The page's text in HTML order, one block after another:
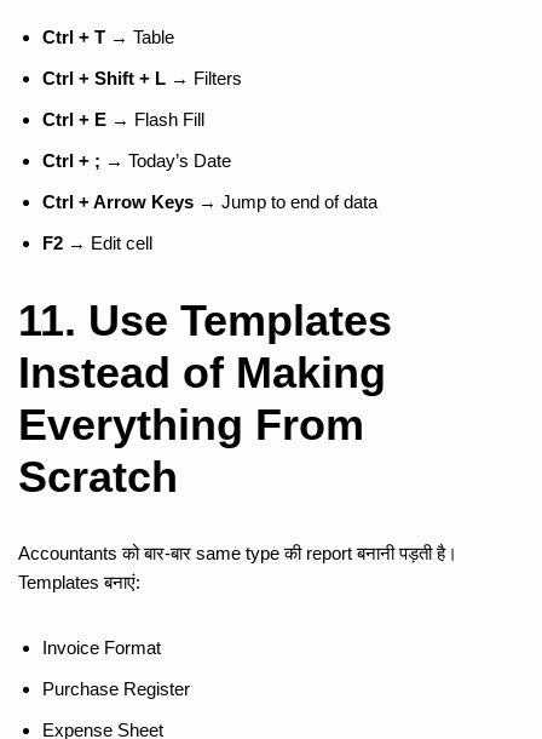
Ctrl + T → Table
Ctrl + Shift + L → Filters
Ctrl + E → Flash Fill
Ctrl + ; → Today’s Date
Ctrl + Arrow Keys → Jump to end of data
F2 → Edit cell
11. Use Templates
Instead of Making
Everything From
Scratch
Accountants को बार-बार same type की report बनानी पड़ती है।
Templates बनाएं:
Invoice Format
Purchase Register
Expense Sheet